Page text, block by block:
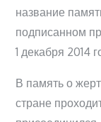
название
подписанном
1 декабря 2014
В память о
стране